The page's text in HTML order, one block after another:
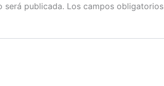
será publicada. Los campos